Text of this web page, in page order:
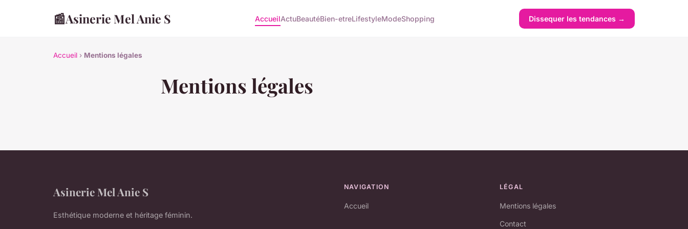
📰Asinerie Mel Anie S AccueilActuBeautéBien-etreLifestyleModeShopping Dissequer les tendances →
Accueil › Mentions légales
Mentions légales
Asinerie Mel Anie S
Esthétique moderne et héritage féminin.
NAVIGATION
Accueil
LÉGAL
Mentions légales
Contact